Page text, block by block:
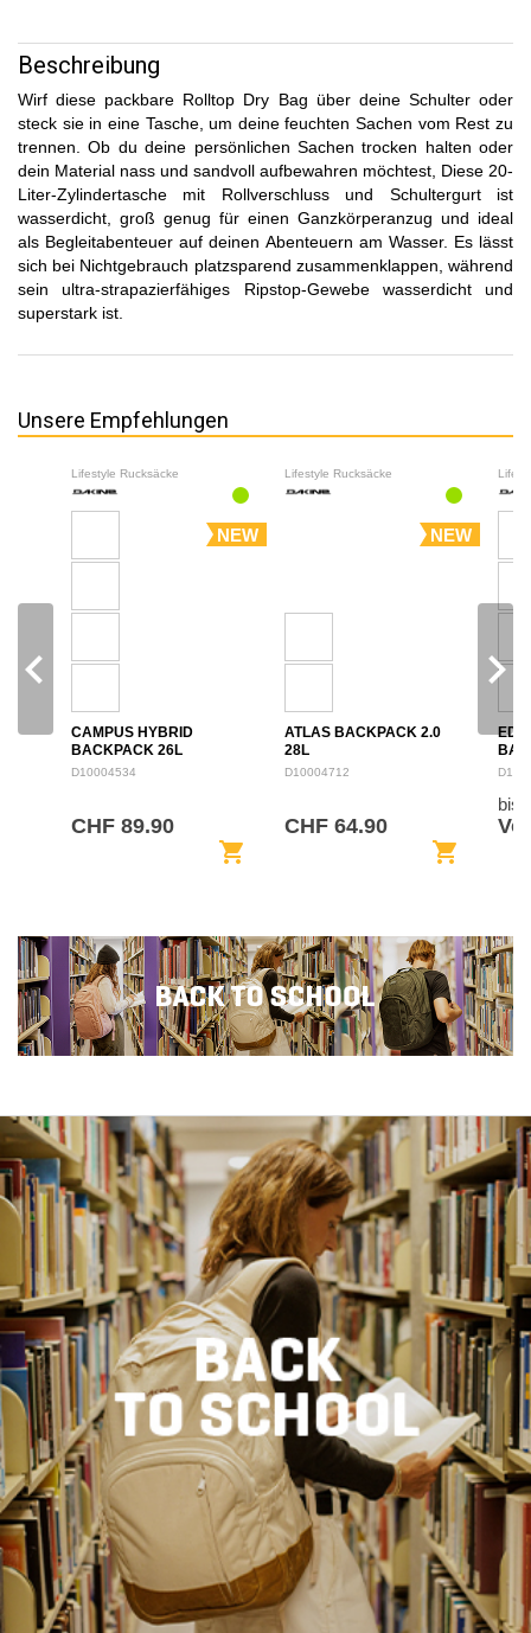
Beschreibung
Wirf diese packbare Rolltop Dry Bag über deine Schulter oder
steck sie in eine Tasche, um deine feuchten Sachen vom Rest zu
trennen. Ob du deine persönlichen Sachen trocken halten oder
dein Material nass und sandvoll aufbewahren möchtest, Diese 20-
Liter-Zylindertasche mit Rollverschluss und Schultergurt ist
wasserdicht, groß genug für einen Ganzkörperanzug und ideal
als Begleitabenteuer auf deinen Abenteuern am Wasser. Es lässt
sich bei Nichtgebrauch platzsparend zusammenklappen, während
sein ultra-strapazierfähiges Ripstop-Gewebe wasserdicht und
superstark ist.
Unsere Empfehlungen
Lifestyle Rucksäcke
NEW
CAMPUS HYBRID
BACKPACK 26L
D10004534
CHF 89.90
shopping_cart
Lifestyle Rucksäcke
NEW
ATLAS BACKPACK 2.0
28L
D10004712
CHF 64.90
shopping_cart
bis
navigate_before navigate_next